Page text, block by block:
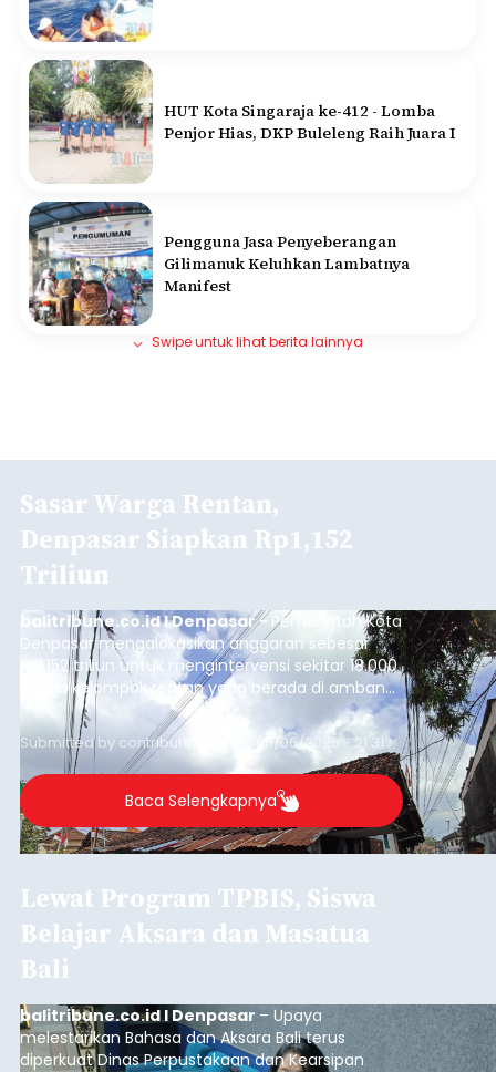
HUT Kota Singaraja ke-412 - Lomba
Penjor Hias, DKP Buleleng Raih Juara I
Pengguna Jasa Penyeberangan
Gilimanuk Keluhkan Lambatnya
Manifest
Swipe untuk lihat berita lainnya
Sasar Warga Rentan,
Denpasar Siapkan Rp1,152
Triliun
balitribune.co.id I Denpasar - Pemerintah Kota
Denpasar mengalokasikan anggaran sebesar
Rp1,152 triliun untuk mengintervensi sekitar 18.000
warga kelompok rentan yang berada di ambang
garis kemiskinan. Langkah strategis ini diambil
guna menjaga masyarakat yang berada pada
kelompok desil 5 dan 6 tersebut agar tidak
merosot ke kategori miskin.
Submitted by contributor Thu, 08/06/2026 - 21:31
Baca Selengkapnya
Lewat Program TPBIS, Siswa
Belajar Aksara dan Masatua
Bali
balitribune.co.id I Denpasar – Upaya
melestarikan Bahasa dan Aksara Bali terus
diperkuat Dinas Perpustakaan dan Kearsipan